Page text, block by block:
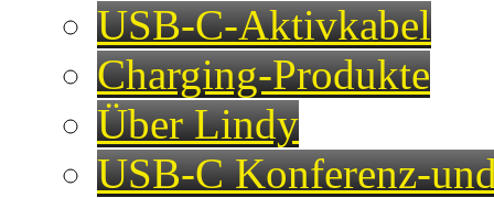
USB-C-Aktivkabel
Charging-Produkte
Über Lindy
USB-C Konferenz-